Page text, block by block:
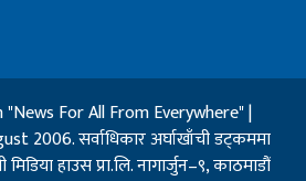
For All From Everywhere" |
2006. सर्वाधिकार अर्घाखाँची डट्कममा
हाउस प्रा.लि. नागार्जुन–९, काठमाडौं